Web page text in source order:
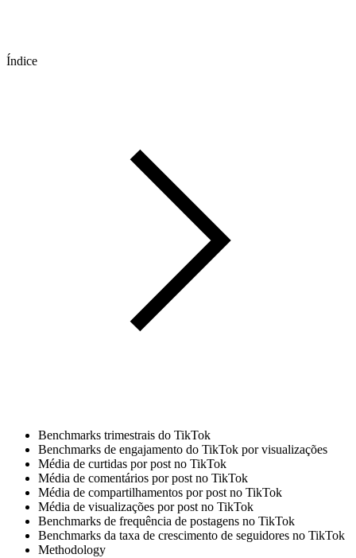
Índice
Benchmarks trimestrais do TikTok
Benchmarks de engajamento do TikTok por visualizações
Média de curtidas por post no TikTok
Média de comentários por post no TikTok
Média de compartilhamentos por post no TikTok
Média de visualizações por post no TikTok
Benchmarks de frequência de postagens no TikTok
Benchmarks da taxa de crescimento de seguidores no TikTok
Methodology